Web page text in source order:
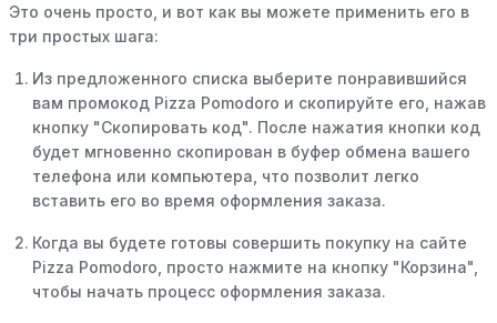
Это очень просто, и вот как вы можете применить его в
три простых шага:
Из предложенного списка выберите понравившийся
вам промокод Pizza Pomodoro и скопируйте его, нажав
кнопку "Скопировать код". После нажатия кнопки код
будет мгновенно скопирован в буфер обмена вашего
телефона или компьютера, что позволит легко
вставить его во время оформления заказа.
Когда вы будете готовы совершить покупку на сайте
Pizza Pomodoro, просто нажмите на кнопку "Корзина",
чтобы начать процесс оформления заказа.